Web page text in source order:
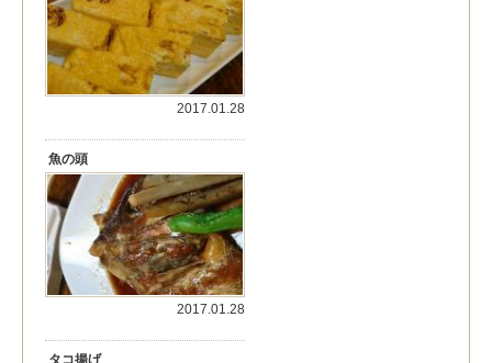
2017.01.28
魚の頭
2017.01.28
タコ揚げ